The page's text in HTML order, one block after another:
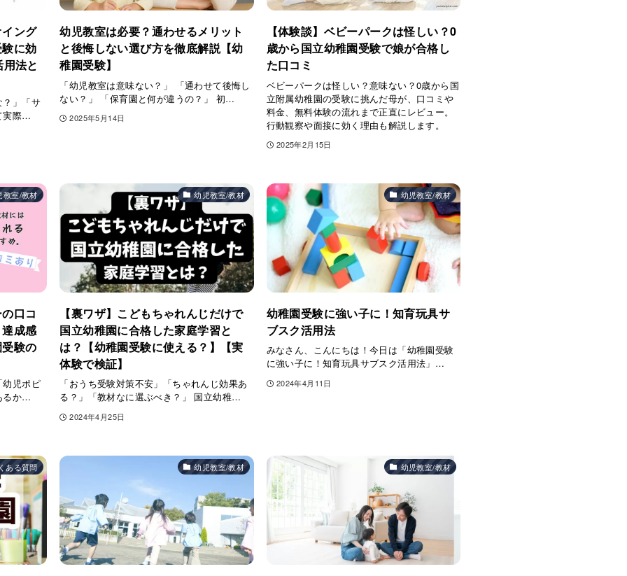
ング
に効
法と
？」「サ
実際…
幼児教室は必要？通わせるメリット
と後悔しない選び方を徹底解説【幼
稚園受験】
「幼児教室は意味ない？」 「通わせて後悔し
ない？」 「保育園と何が違うの？」 初…
2025年5月14日
【体験談】ベビーパークは怪しい？0
歳から国立幼稚園受験で娘が合格し
た口コミ
ベビーパークは怪しい？意味ない？0歳から国
立附属幼稚園の受験に挑んだ母が、口コミや
料金、無料体験の流れまで正直にレビュー。
行動観察や面接に効く理由も解説します。
2025年2月15日
教室/教材
口コ
成感
験の
幼児ポピ
るか…
幼児教室/教材
【裏ワザ】こどもちゃれんじだけで
国立幼稚園に合格した家庭学習と
は？【幼稚園受験に使える？】【実
体験で検証】
「おうち受験対策不安」「ちゃれんじ効果あ
る？」「教材なに選ぶべき？」 国立幼稚…
2024年4月25日
幼児教室/教材
幼稚園受験に強い子に！知育玩具サ
ブスク活用法
みなさん、こんにちは！今日は「幼稚園受験
に強い子に！知育玩具サブスク活用法」…
2024年4月11日
ある質問 幼児教室/教材 幼児教室/教材